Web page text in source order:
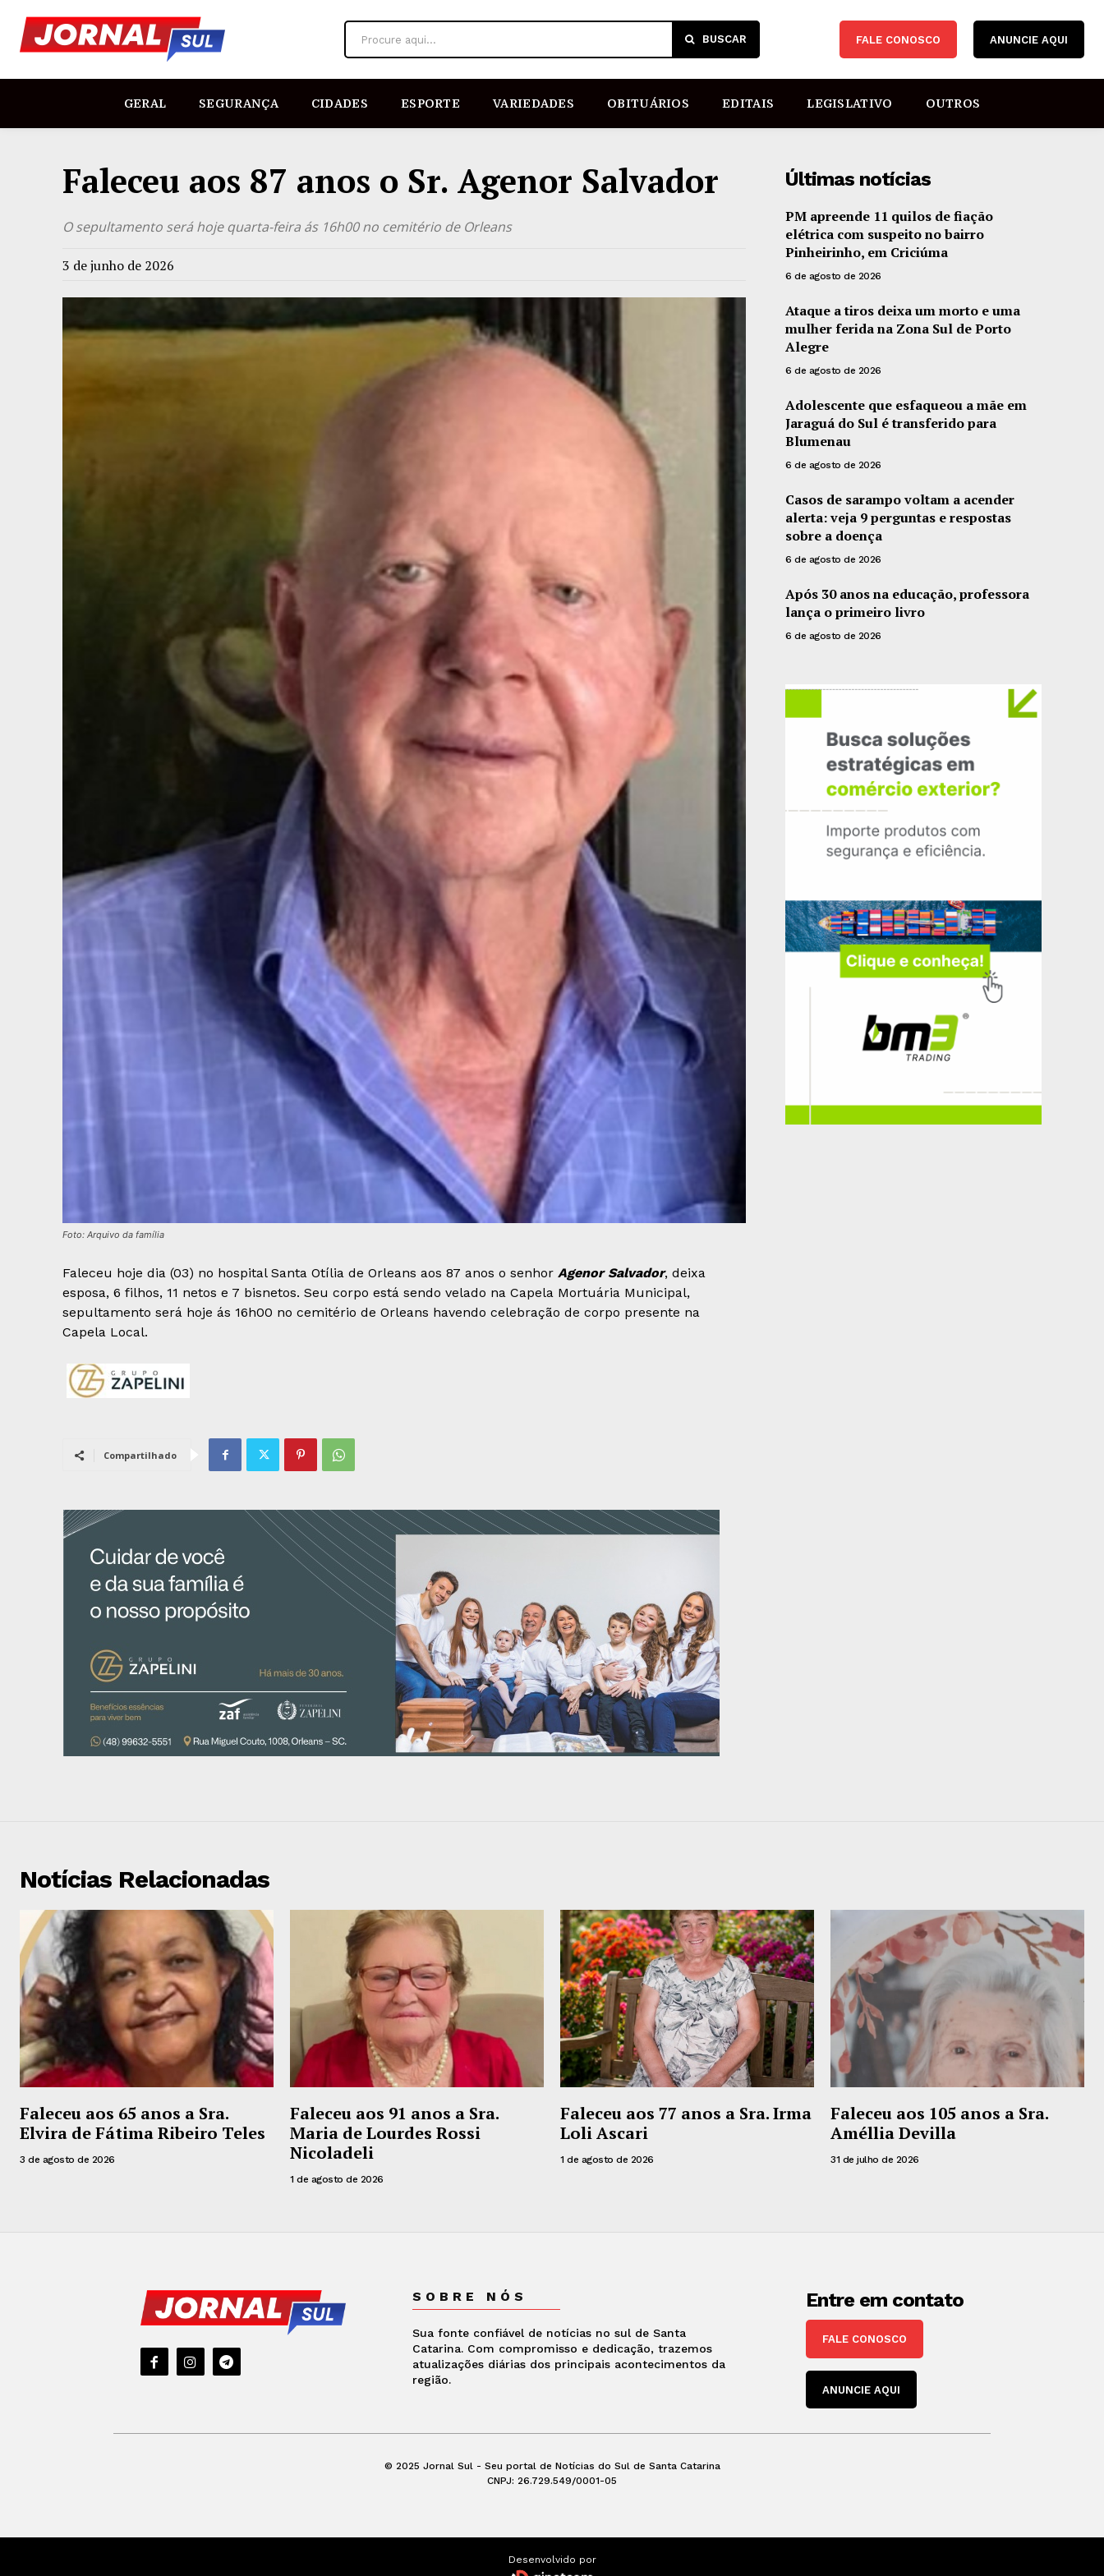
Procure aqui... BUSCAR FALE CONOSCO ANUNCIE AQUI
GERAL SEGURANÇA CIDADES ESPORTE VARIEDADES OBITUÁRIOS EDITAIS LEGISLATIVO OUTROS
Faleceu aos 87 anos o Sr. Agenor Salvador
O sepultamento será hoje quarta-feira ás 16h00 no cemitério de Orleans
3 de junho de 2026
Foto: Arquivo da família
Faleceu hoje dia (03) no hospital Santa Otília de Orleans aos 87 anos o senhor Agenor Salvador, deixa
esposa, 6 filhos, 11 netos e 7 bisnetos. Seu corpo está sendo velado na Capela Mortuária Municipal,
sepultamento será hoje ás 16h00 no cemitério de Orleans havendo celebração de corpo presente na
Capela Local.
Compartilhado
Últimas notícias
PM apreende 11 quilos de fiação
elétrica com suspeito no bairro
Pinheirinho, em Criciúma
6 de agosto de 2026
Ataque a tiros deixa um morto e uma
mulher ferida na Zona Sul de Porto
Alegre
6 de agosto de 2026
Adolescente que esfaqueou a mãe em
Jaraguá do Sul é transferido para
Blumenau
6 de agosto de 2026
Casos de sarampo voltam a acender
alerta: veja 9 perguntas e respostas
sobre a doença
6 de agosto de 2026
Após 30 anos na educação, professora
lança o primeiro livro
6 de agosto de 2026
Notícias Relacionadas
Faleceu aos 65 anos a Sra.
Elvira de Fátima Ribeiro Teles
3 de agosto de 2026
Faleceu aos 91 anos a Sra.
Maria de Lourdes Rossi
Nicoladeli
1 de agosto de 2026
Faleceu aos 77 anos a Sra. Irma
Loli Ascari
1 de agosto de 2026
Faleceu aos 105 anos a Sra.
Améllia Devilla
31 de julho de 2026
SOBRE NÓS
Sua fonte confiável de notícias no sul de Santa
Catarina. Com compromisso e dedicação, trazemos
atualizações diárias dos principais acontecimentos da
região.
Entre em contato
FALE CONOSCO
ANUNCIE AQUI
© 2025 Jornal Sul - Seu portal de Notícias do Sul de Santa Catarina
CNPJ: 26.729.549/0001-05
Desenvolvido por